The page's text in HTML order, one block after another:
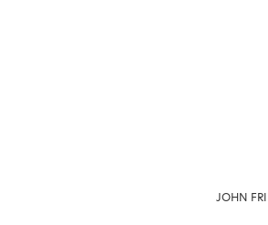
JOHN